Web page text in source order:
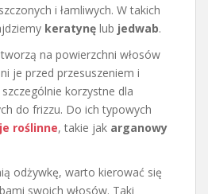
i łamliwych. W takich
keratynę lub jedwab.
na powierzchni włosów
je przed przesuszeniem i
korzystne dla
do frizzu. Do ich typowych
roślinne, takie jak arganowy
odżywkę, warto kierować się
swoich włosów. Taki